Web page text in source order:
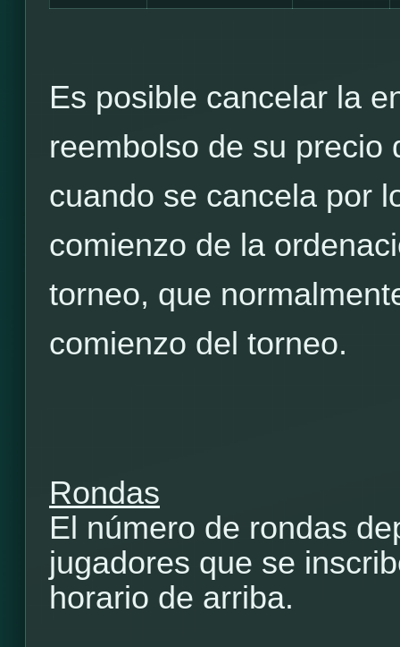
Es posible cancelar la
reembolso de su precio
cuando se cancela por
comienzo de la
torneo, que
comienzo del torneo.
Rondas
El número de rondas
jugadores que se
horario de arriba.